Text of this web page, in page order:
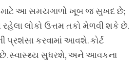
માટે આ સમયગાળો ખૂબ જ સુખદ છે;
રહેલા લોકો ઉત્તમ તકો મેળવી શકે છે.
પ્રશંસા કરવામાં આવશે. કોર્ટ
છે. સ્વાસ્થ્ય સુધરશે, અને આવકના